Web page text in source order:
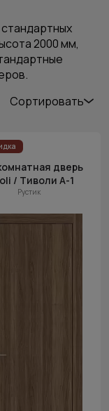
2000 мм,
Сортировать
Цена
(возр.)
Цена (убыв.)
новинки
дверь
/ Тиволи А-1
Рустик